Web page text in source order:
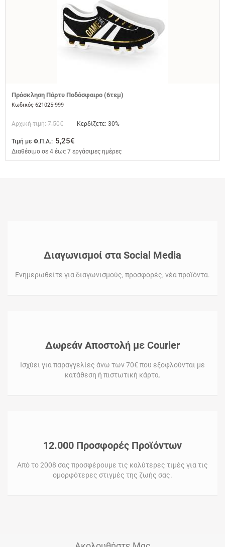
Πρόσκληση Πάρτυ Ποδόσφαιρο (6τεμ)
Κωδικός 621025-999
Αρχική τιμή: 7.50€ Κερδίζετε: 30%
Τιμή με Φ.Π.Α.: 5,25€
Διαθέσιμο σε 4 έως 7 εργάσιμες ημέρες
Διαγωνισμοί στα Social Media
Ενημερωθείτε για διαγωνισμούς, προσφορές, νέα προϊόντα.
Δωρεάν Αποστολή με Courier
Ισχύει για παραγγελίες άνω των 70€ που εξοφλούνται με
κατάθεση ή πιστωτική κάρτα.
12.000 Προσφορές Προϊόντων
Από το 2008 σας προσφέρουμε τις καλύτερες τιμές για τις
ομορφότερες στιγμές της ζωής σας.